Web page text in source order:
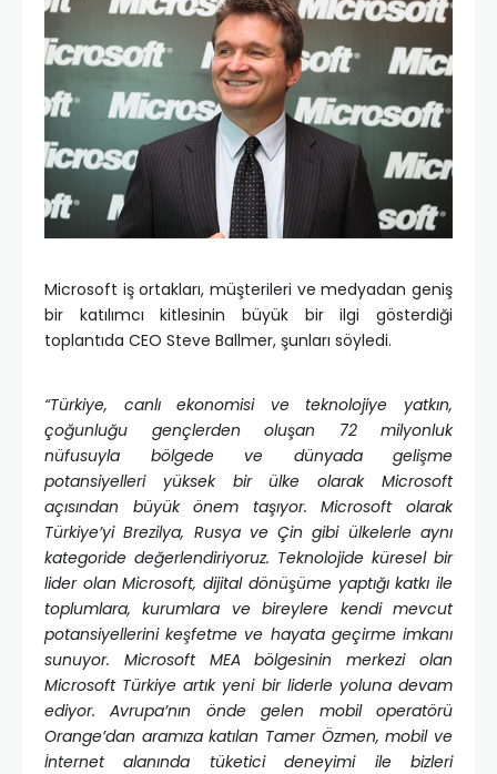
Microsoft iş ortakları, müşterileri ve medyadan geniş
bir katılımcı kitlesinin büyük bir ilgi gösterdiği
toplantıda CEO Steve Ballmer, şunları söyledi.
“Türkiye, canlı ekonomisi ve teknolojiye yatkın,
çoğunluğu gençlerden oluşan 72 milyonluk
nüfusuyla bölgede ve dünyada gelişme
potansiyelleri yüksek bir ülke olarak Microsoft
açısından büyük önem taşıyor. Microsoft olarak
Türkiye’yi Brezilya, Rusya ve Çin gibi ülkelerle aynı
kategoride değerlendiriyoruz. Teknolojide küresel bir
lider olan Microsoft, dijital dönüşüme yaptığı katkı ile
toplumlara, kurumlara ve bireylere kendi mevcut
potansiyellerini keşfetme ve hayata geçirme imkanı
sunuyor. Microsoft MEA bölgesinin merkezi olan
Microsoft Türkiye artık yeni bir liderle yoluna devam
ediyor. Avrupa’nın önde gelen mobil operatörü
Orange’dan aramıza katılan Tamer Özmen, mobil ve
İnternet alanında tüketici deneyimi ile bizleri